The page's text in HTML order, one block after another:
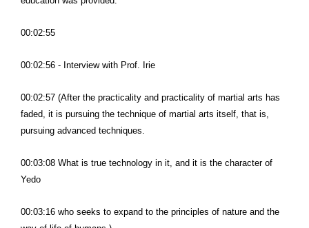
00:02:55
00:02:56 - Interview with Prof. Irie
00:02:57 (After the practicality and practicality of martial arts has
faded, it is pursuing the technique of martial arts itself, that is,
pursuing advanced techniques.
00:03:08 What is true technology in it, and it is the character of
Yedo
00:03:16 who seeks to expand to the principles of nature and the